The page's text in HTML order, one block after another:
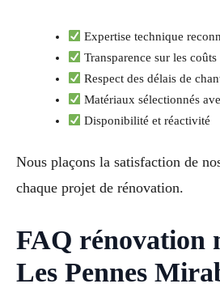
Expertise technique
Transparence sur les coûts
Respect des délais de
Matériaux sélectionnés
Disponibilité et réactivité
Nous plaçons la satisfaction de
chaque projet de rénovation.
FAQ rénovation
Les Pennes